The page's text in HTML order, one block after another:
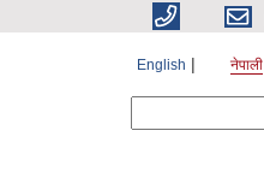
English नेपाली